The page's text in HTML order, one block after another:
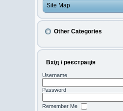
Site Map
Other Categories
Вхід / реєстрація
Username
Password
Remember Me